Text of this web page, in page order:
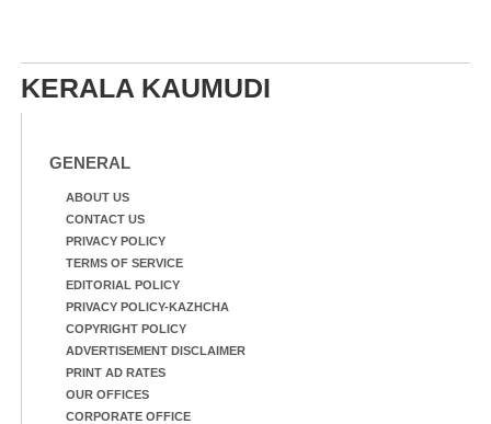
KERALA KAUMUDI
GENERAL
ABOUT US
CONTACT US
PRIVACY POLICY
TERMS OF SERVICE
EDITORIAL POLICY
PRIVACY POLICY-KAZHCHA
COPYRIGHT POLICY
ADVERTISEMENT DISCLAIMER
PRINT AD RATES
OUR OFFICES
CORPORATE OFFICE